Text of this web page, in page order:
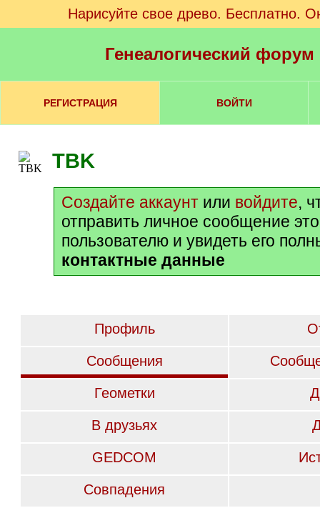
Нарисуйте свое древо. Бесплатно.
Генеалогический
РЕГИСТРАЦИЯ ВОЙТИ
TBK
Создайте аккаунт или войдите,
отправить личное сообщение
пользователю и увидеть его
контактные данные
Профиль
Сообщения
Геометки
В друзьях
GEDCOM
Совпадения